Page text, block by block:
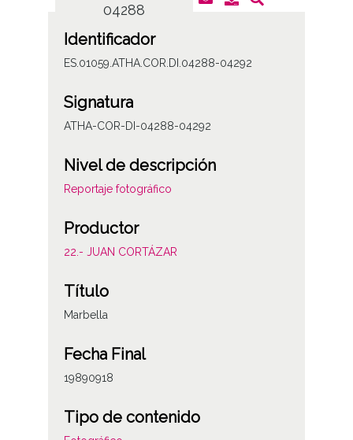
04288
Identificador
ES.01059.ATHA.COR.DI.04288-04292
Signatura
ATHA-COR-DI-04288-04292
Nivel de descripción
Reportaje fotográfico
Productor
22.- JUAN CORTÁZAR
Título
Marbella
Fecha Final
19890918
Tipo de contenido